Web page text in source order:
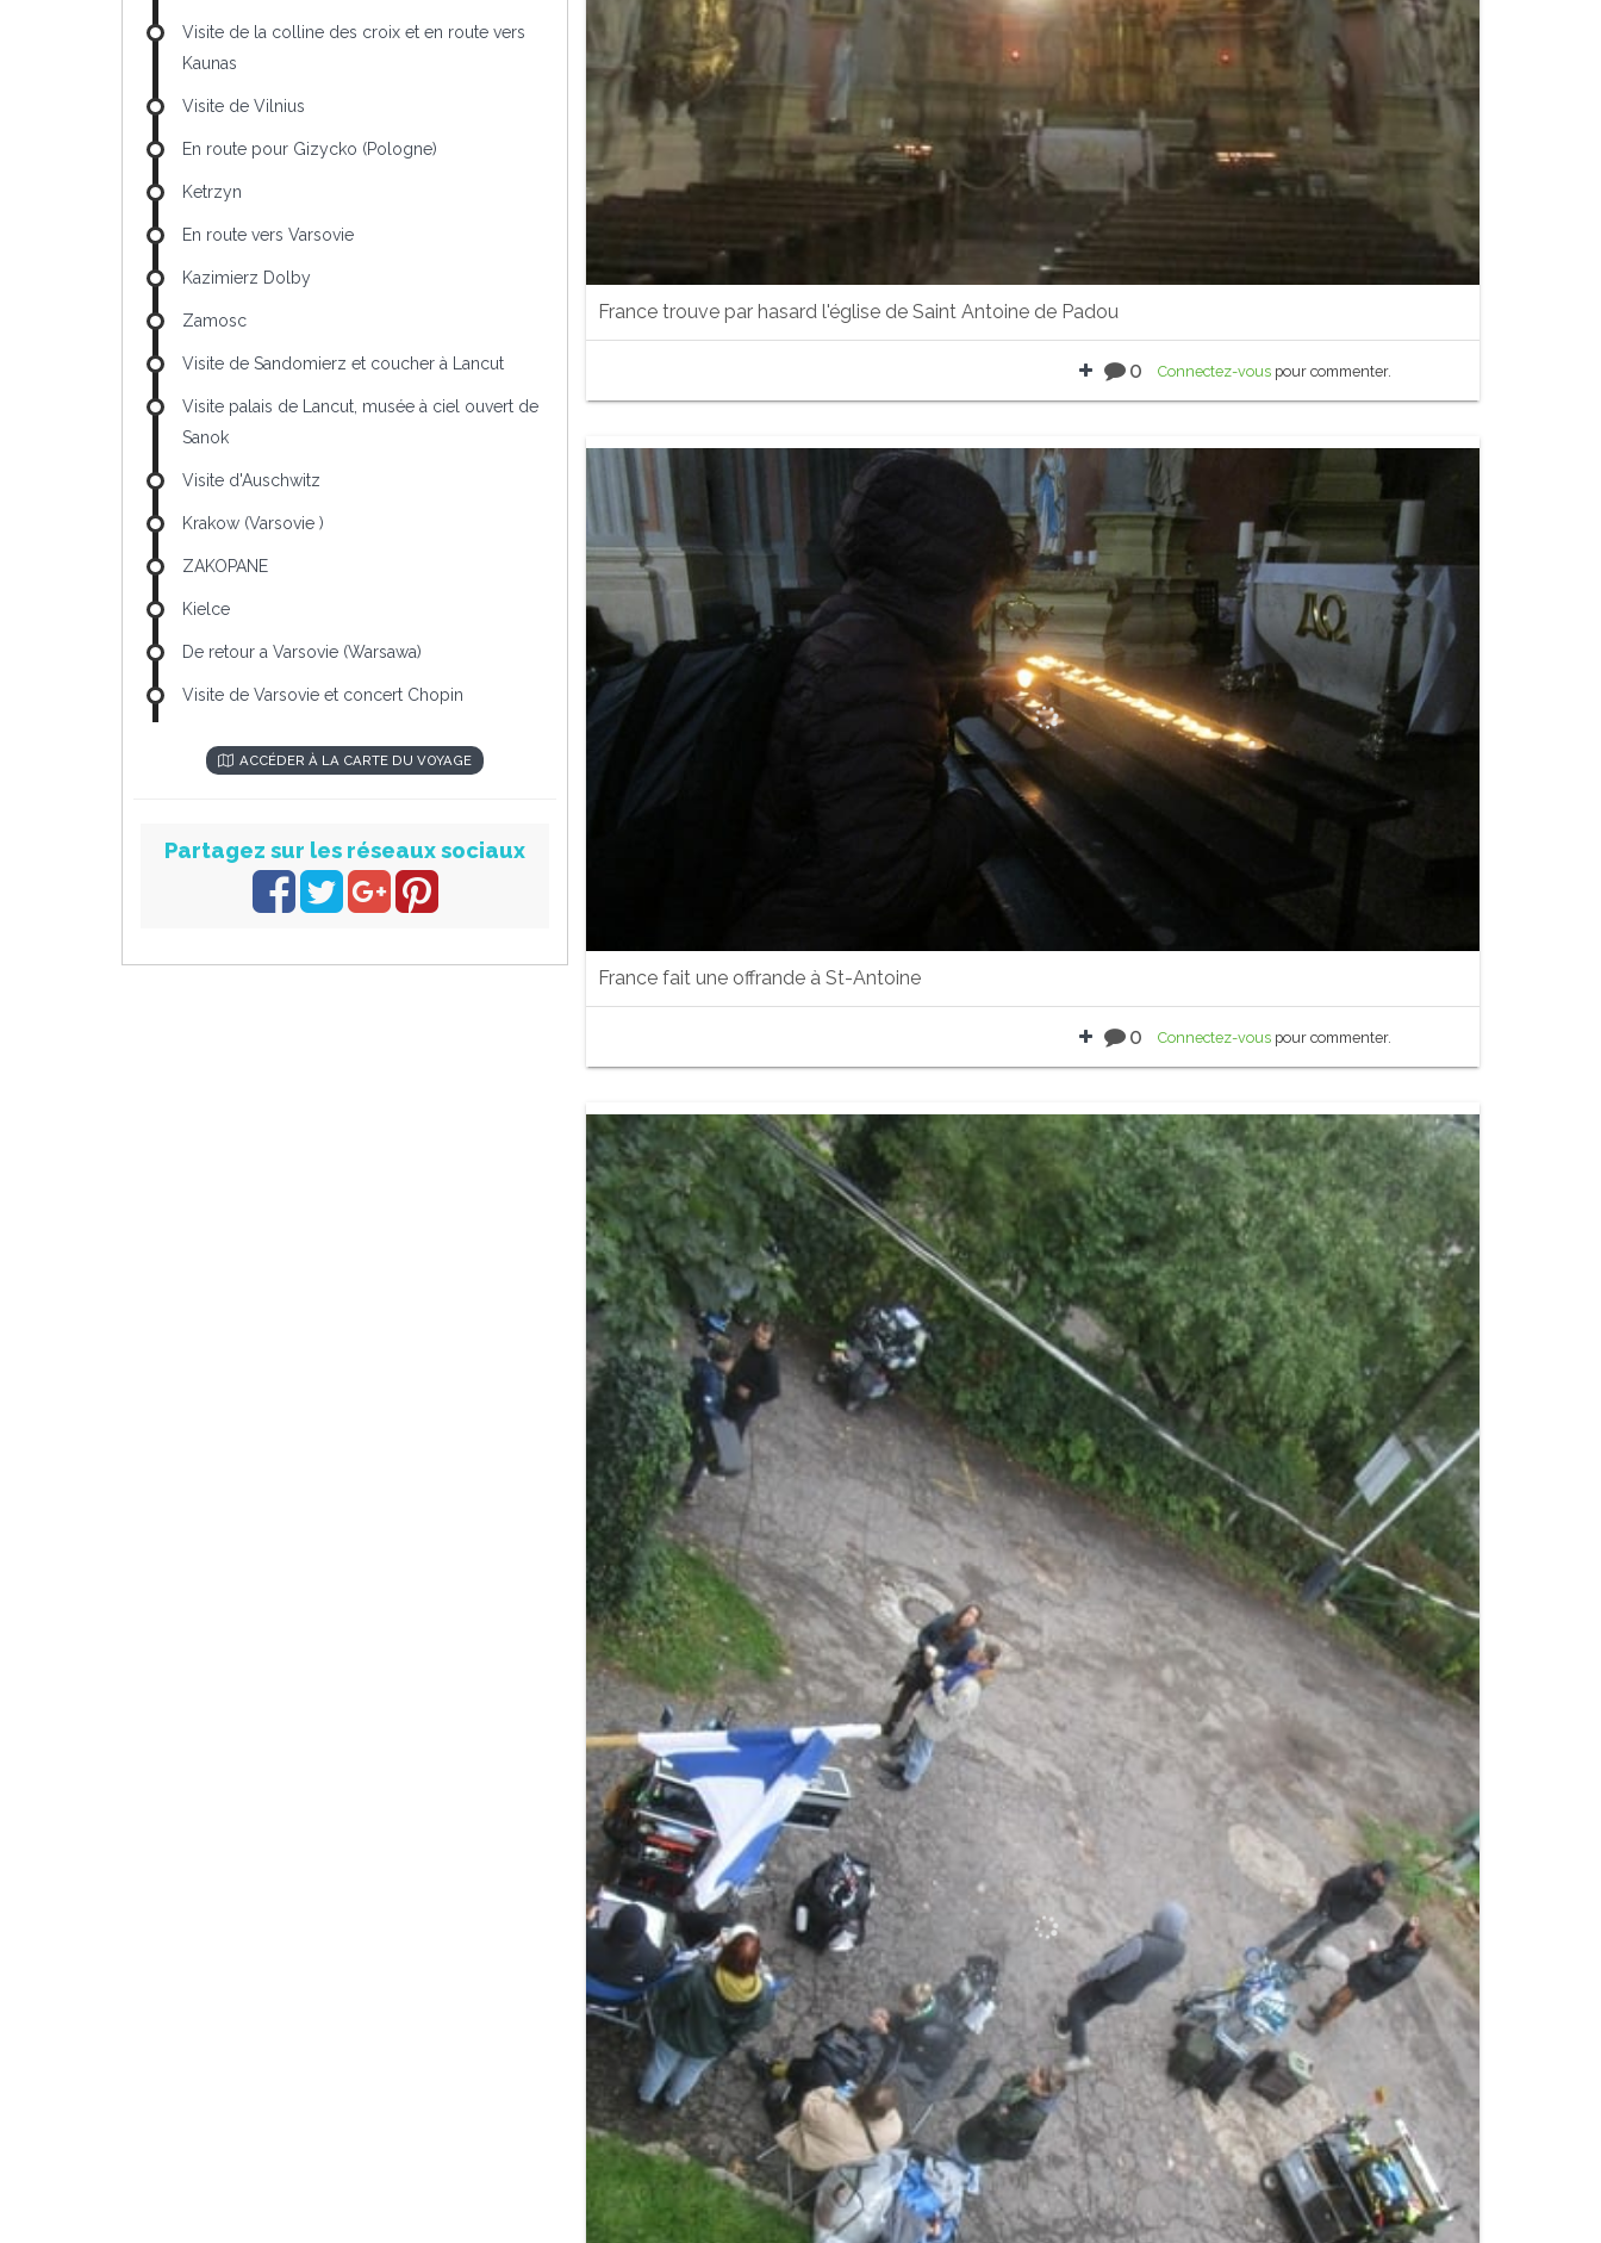
France trouve par hasard l'église de Saint Antoine de Padou
0 Connectez-vous pour commenter.
France fait une offrande à St-Antoine
0 Connectez-vous pour commenter.
Visite de la colline des croix et en route vers
Kaunas
Visite de Vilnius
En route pour Gizycko (Pologne)
Ketrzyn
En route vers Varsovie
Kazimierz Dolby
Zamosc
Visite de Sandomierz et coucher à Lancut
Visite palais de Lancut, musée à ciel ouvert de
Sanok
Visite d'Auschwitz
Krakow (Varsovie )
ZAKOPANE
Kielce
De retour a Varsovie (Warsawa)
Visite de Varsovie et concert Chopin
ACCÉDER À LA CARTE DU VOYAGE
Partagez sur les réseaux sociaux